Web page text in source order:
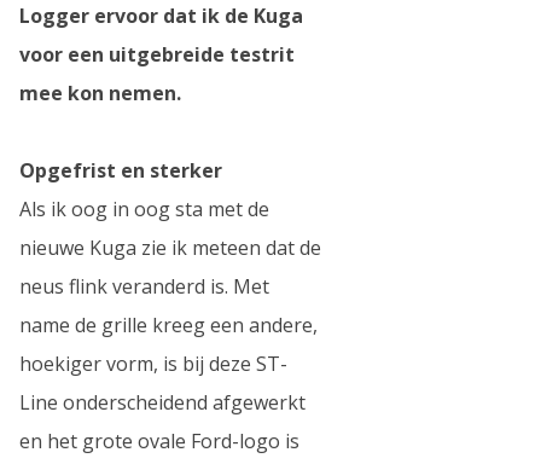
Logger ervoor dat ik de Kuga
voor een uitgebreide testrit
mee kon nemen.
Opgefrist en sterker
Als ik oog in oog sta met de
nieuwe Kuga zie ik meteen dat de
neus flink veranderd is. Met
name de grille kreeg een andere,
hoekiger vorm, is bij deze ST-
Line onderscheidend afgewerkt
en het grote ovale Ford-logo is